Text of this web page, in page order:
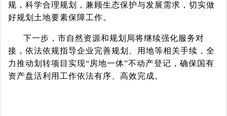
规，科学合理规划，兼顾生态保护与发展需求，切实做
好规划土地要素保障工作。
下一步，市自然资源和规划局将继续强化服务对
接，依法依规指导企业完善规划、用地等相关手续，全
力推动划转项目实现“房地一体”不动产登记，确保国有
资产盘活利用工作依法有序、高效完成。